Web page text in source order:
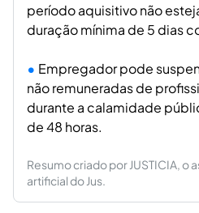
período aquisitivo não
duração mínima de 5 dias
Empregador pode
não remuneradas de
durante a calamidade
de 48 horas.
Resumo criado por JUSTICIA, o
artificial do Jus.